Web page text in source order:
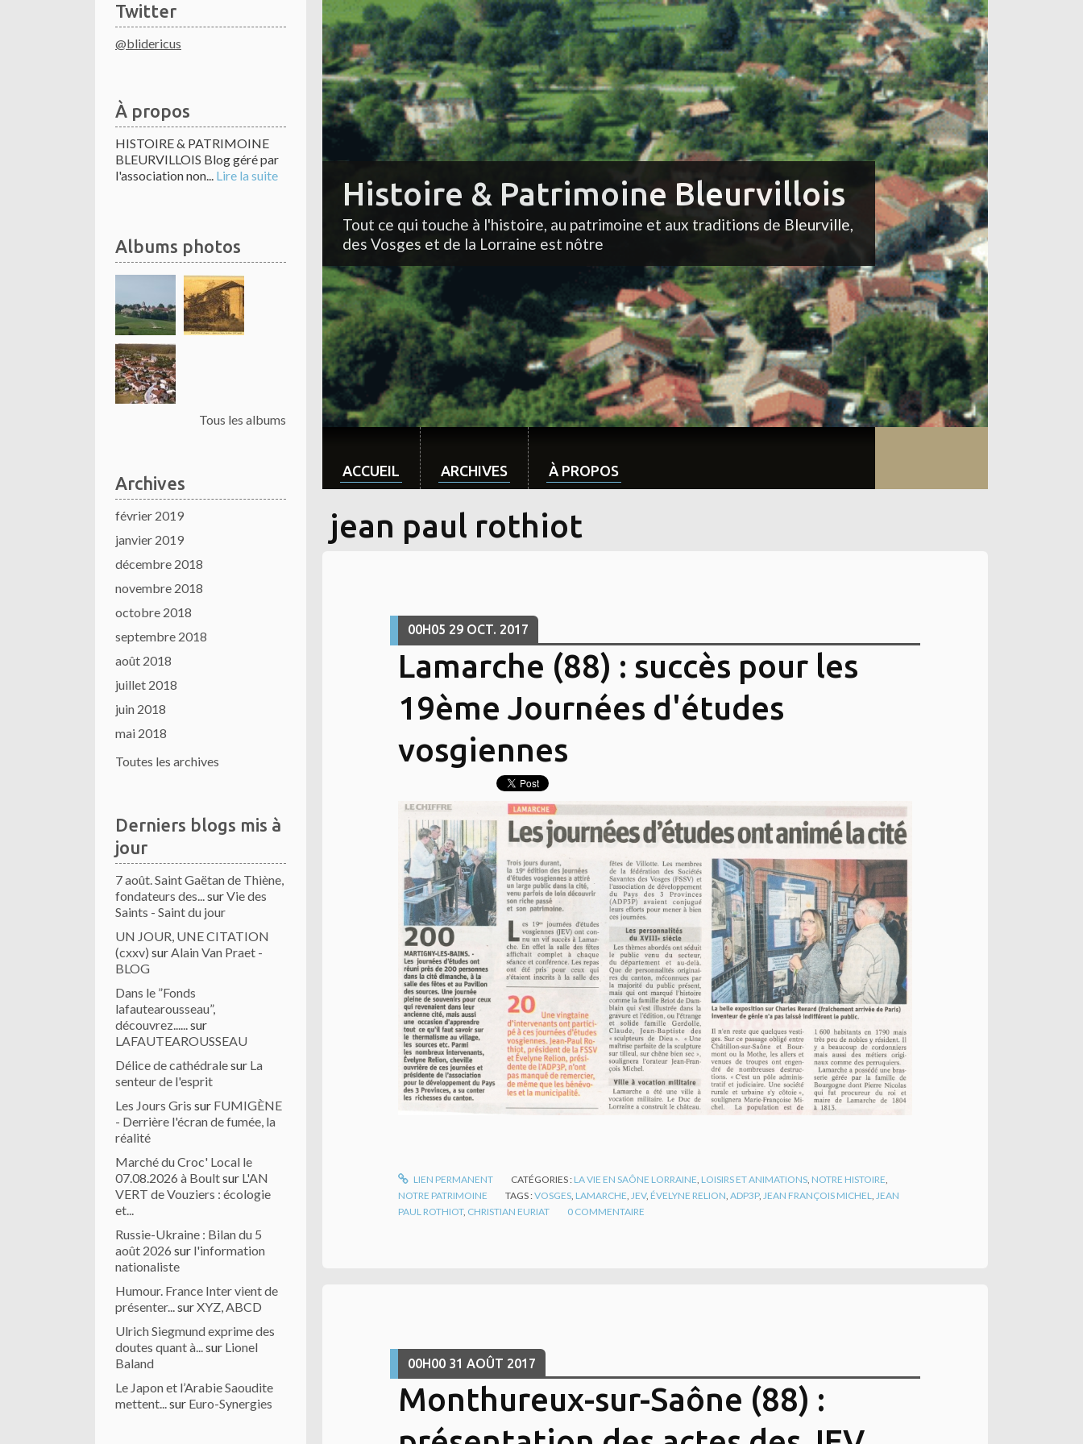
Twitter
@blidericus
À propos
HISTOIRE & PATRIMOINE
BLEURVILLOIS Blog géré par
l'association non... Lire la suite
Albums photos
Tous les albums
Archives
février 2019
janvier 2019
décembre 2018
novembre 2018
octobre 2018
septembre 2018
août 2018
juillet 2018
juin 2018
mai 2018
Toutes les archives
Derniers blogs mis à
jour
7 août. Saint Gaëtan de Thiène,
fondateurs des...surVie des
Saints - Saint du jour
UN JOUR, UNE CITATION
(cxxv) surAlain Van Praet -
BLOG
Dans le ”Fonds
lafautearousseau”,
découvrez......sur
LAFAUTEAROUSSEAU
Délice de cathédralesur La
senteur de l'esprit
Les Jours Gris sur FUMIGÈNE
- Derrière l'écran de fumée, la
réalité
Marché du Croc' Local le
07.08.2026 à Boultsur L'AN
VERT de Vouziers : écologie
et...
Russie-Ukraine : Bilan du 5
août 2026 sur l'information
nationaliste
Humour. France Inter vient de
présenter...surXYZ, ABCD
Ulrich Siegmund exprime des
doutes quant à...sur Lionel
Baland
Le Japon et l’Arabie Saoudite
mettent...sur Euro-Synergies
Histoire & Patrimoine Bleurvillois
Tout ce qui touche à l'histoire, au patrimoine et aux traditions de Bleurville,
des Vosges et de la Lorraine est nôtre
ACCUEIL ARCHIVES À PROPOS
jean paul rothiot
00H05 29 OCT. 2017
Lamarche (88) : succès pour les
19ème Journées d'études
vosgiennes
LIEN PERMANENT CATÉGORIES : LA VIE EN SAÔNE LORRAINE, LOISIRS ET ANIMATIONS, NOTRE HISTOIRE,
NOTRE PATRIMOINE
TAGS :VOSGES, LAMARCHE, JEV, ÉVELYNE RELION, ADP3P, JEAN FRANÇOIS MICHEL, JEAN
PAUL ROTHIOT, CHRISTIAN EURIAT 0 COMMENTAIRE
00H00 31 AOÛT 2017
Monthureux-sur-Saône (88) :